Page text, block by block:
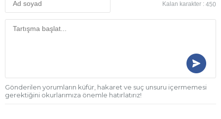
Kalan karakter : 450
Gönderilen yorumların küfür, hakaret ve suç unsuru içermemesi
gerektiğini okurlarımıza önemle hatırlatırız!